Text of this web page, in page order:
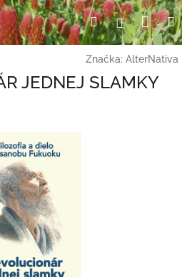
HledatPřihlášení
Značka: AlterNativa
JEDNEJ SLAMKY